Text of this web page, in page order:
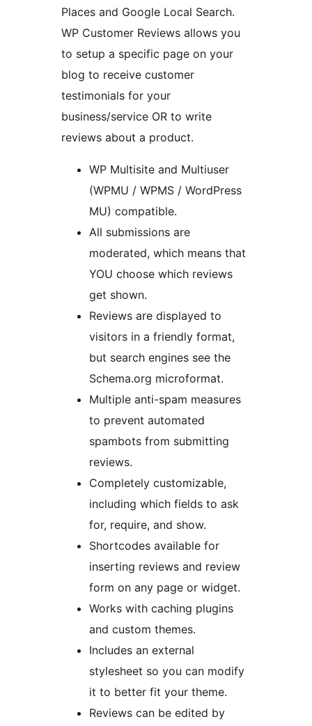
Places and Google Local Search.
WP Customer Reviews allows you
to setup a specific page on your
blog to receive customer
testimonials for your
business/service OR to write
reviews about a product.
WP Multisite and Multiuser
(WPMU / WPMS / WordPress
MU) compatible.
All submissions are
moderated, which means that
YOU choose which reviews
get shown.
Reviews are displayed to
visitors in a friendly format,
but search engines see the
Schema.org microformat.
Multiple anti-spam measures
to prevent automated
spambots from submitting
reviews.
Completely customizable,
including which fields to ask
for, require, and show.
Shortcodes available for
inserting reviews and review
form on any page or widget.
Works with caching plugins
and custom themes.
Includes an external
stylesheet so you can modify
it to better fit your theme.
Reviews can be edited by